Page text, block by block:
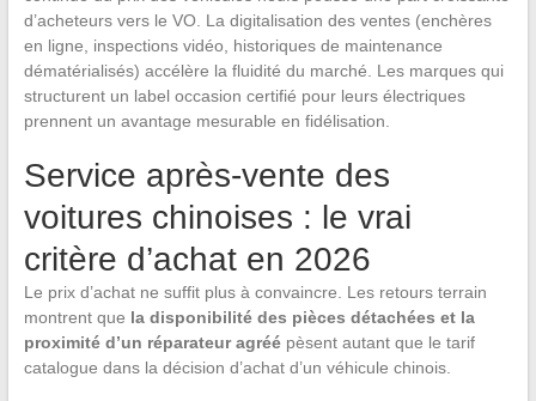
d’acheteurs vers le VO. La digitalisation des ventes (enchères
en ligne, inspections vidéo, historiques de maintenance
dématérialisés) accélère la fluidité du marché. Les marques qui
structurent un label occasion certifié pour leurs électriques
prennent un avantage mesurable en fidélisation.
Service après-vente des
voitures chinoises : le vrai
critère d’achat en 2026
Le prix d’achat ne suffit plus à convaincre. Les retours terrain
montrent que la disponibilité des pièces détachées et la
proximité d’un réparateur agréépèsent autant que le tarif
catalogue dans la décision d’achat d’un véhicule chinois.